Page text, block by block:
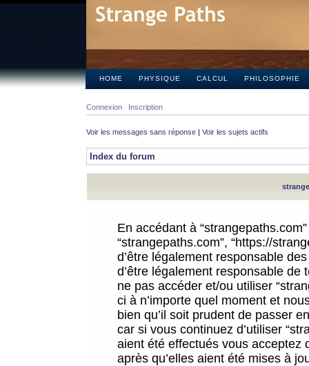
HOME PHYSIQUE CALCUL PHILOSOPHIE
Connexion Inscription
Voir les messages sans réponse | Voir les sujets actifs
Index du forum
En accédant à
“strangepaths.com”, “https://
d’être légalement responsable
d’être légalement responsable
ne pas accéder et/ou utiliser
ci à n’importe quel moment et
bien qu’il soit prudent de passer
car si vous continuez d’utiliser
aient été effectués vous acceptez
après qu’elles aient été mises à